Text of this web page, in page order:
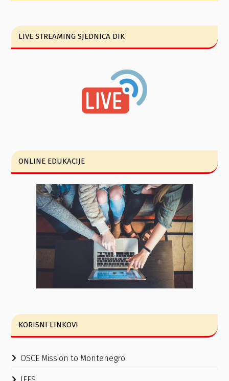
LIVE STREAMING SJEDNICA DIK
ONLINE EDUKACIJE
KORISNI LINKOVI
OSCE Mission to Montenegro